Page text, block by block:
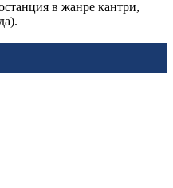
в жанре кантри,